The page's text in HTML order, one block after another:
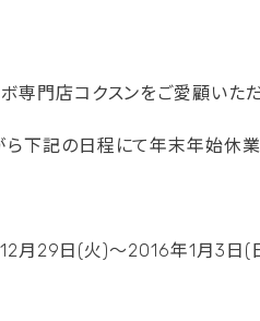
専門店コクスンをご愛顧いた
下記の日程にて年末年始休業
月29日(火)〜2016年1月3日(